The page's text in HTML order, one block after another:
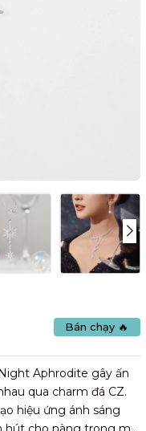
Bán chạy 🔥
Aphrodite gây ấn
qua charm đá CZ.
hiệu ứng ánh sáng